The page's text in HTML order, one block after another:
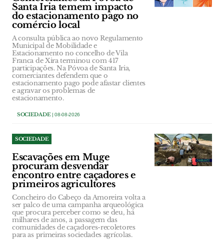
Santa Iria temem impacto
do estacionamento pago no
comércio local
A consulta pública ao novo Regulamento
Municipal de Mobilidade e
Estacionamento no concelho de Vila
Franca de Xira terminou com 417
participações. Na Póvoa de Santa Iria,
comerciantes defendem que o
estacionamento pago pode afastar clientes
e agravar os problemas de
estacionamento.
SOCIEDADE| 08-08-2026
SOCIEDADE
Escavações em Muge
procuram desvendar
encontro entre caçadores e
primeiros agricultores
Concheiro do Cabeço da Amoreira volta a
ser palco de uma campanha arqueológica
que procura perceber como se deu, há
milhares de anos, a passagem das
comunidades de caçadores-recoletores
para as primeiras sociedades agrícolas.